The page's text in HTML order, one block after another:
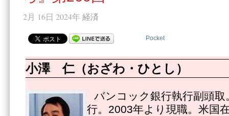
2月 16日 2024年 経済
Pocket
小澤 仁（おざわ・ひとし）
バンコック銀行執行副頭
行。2003年より現職。米国